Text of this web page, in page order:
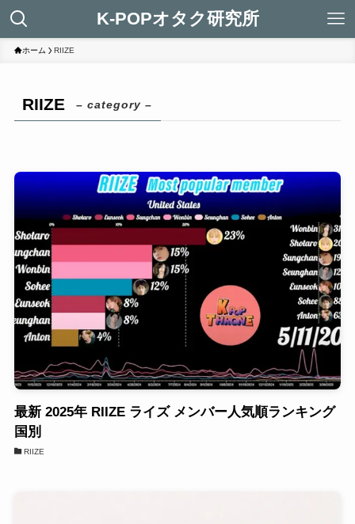
K-POPオタク研究所
ホーム RIIZE
RIIZE – category –
最新 2025年 RIIZE ライズ メンバー人気順ランキング
国別
RIIZE